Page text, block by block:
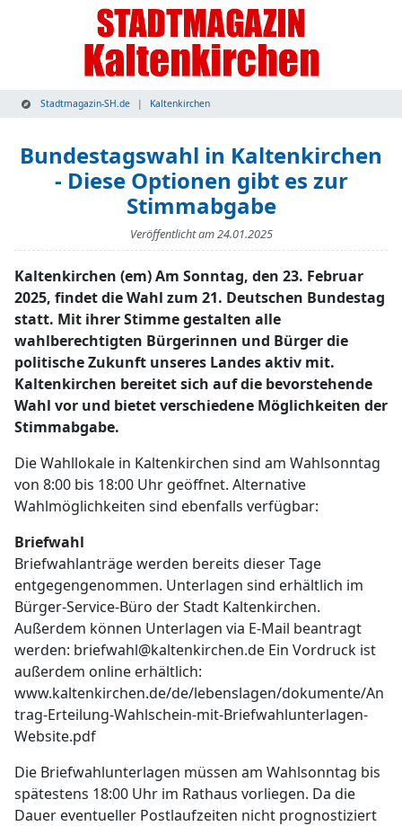
Stadtmagazin-SH.de Kaltenkirchen
Bundestagswahl in Kaltenkirchen
- Diese Optionen gibt es zur
Stimmabgabe
Veröffentlicht am24.01.2025
Kaltenkirchen (em) Am Sonntag, den 23. Februar
2025, findet die Wahl zum 21. Deutschen Bundestag
statt. Mit ihrer Stimme gestalten alle
wahlberechtigten Bürgerinnen und Bürger die
politische Zukunft unseres Landes aktiv mit.
Kaltenkirchen bereitet sich auf die bevorstehende
Wahl vor und bietet verschiedene Möglichkeiten der
Stimmabgabe.
Die Wahllokale in Kaltenkirchen sind am Wahlsonntag
von 8:00 bis 18:00 Uhr geöffnet. Alternative
Wahlmöglichkeiten sind ebenfalls verfügbar:
Briefwahl
Briefwahlanträge werden bereits dieser Tage
entgegengenommen. Unterlagen sind erhältlich im
Bürger-Service-Büro der Stadt Kaltenkirchen.
Außerdem können Unterlagen via E-Mail beantragt
werden: briefwahl@kaltenkirchen.de Ein Vordruck ist
außerdem online erhältlich:
www.kaltenkirchen.de/de/lebenslagen/dokumente/An
trag-Erteilung-Wahlschein-mit-Briefwahlunterlagen-
Website.pdf
Die Briefwahlunterlagen müssen am Wahlsonntag bis
spätestens 18:00 Uhr im Rathaus vorliegen. Da die
Dauer eventueller Postlaufzeiten nicht prognostiziert